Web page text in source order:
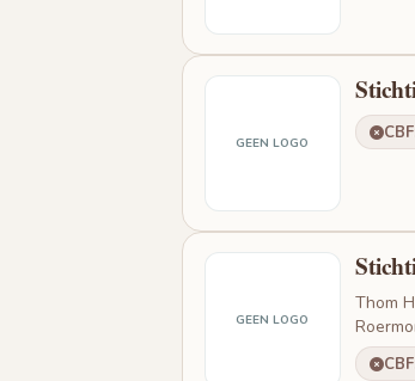
GEEN LOGO
GEEN LOGO
Thom